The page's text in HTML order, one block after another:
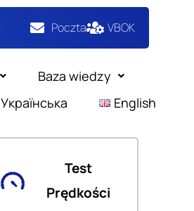
Poczta VBOK
Baza wiedzy
Українська English
Test
Prędkości